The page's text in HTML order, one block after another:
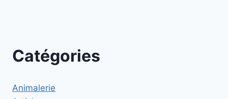
Catégories
Animalerie